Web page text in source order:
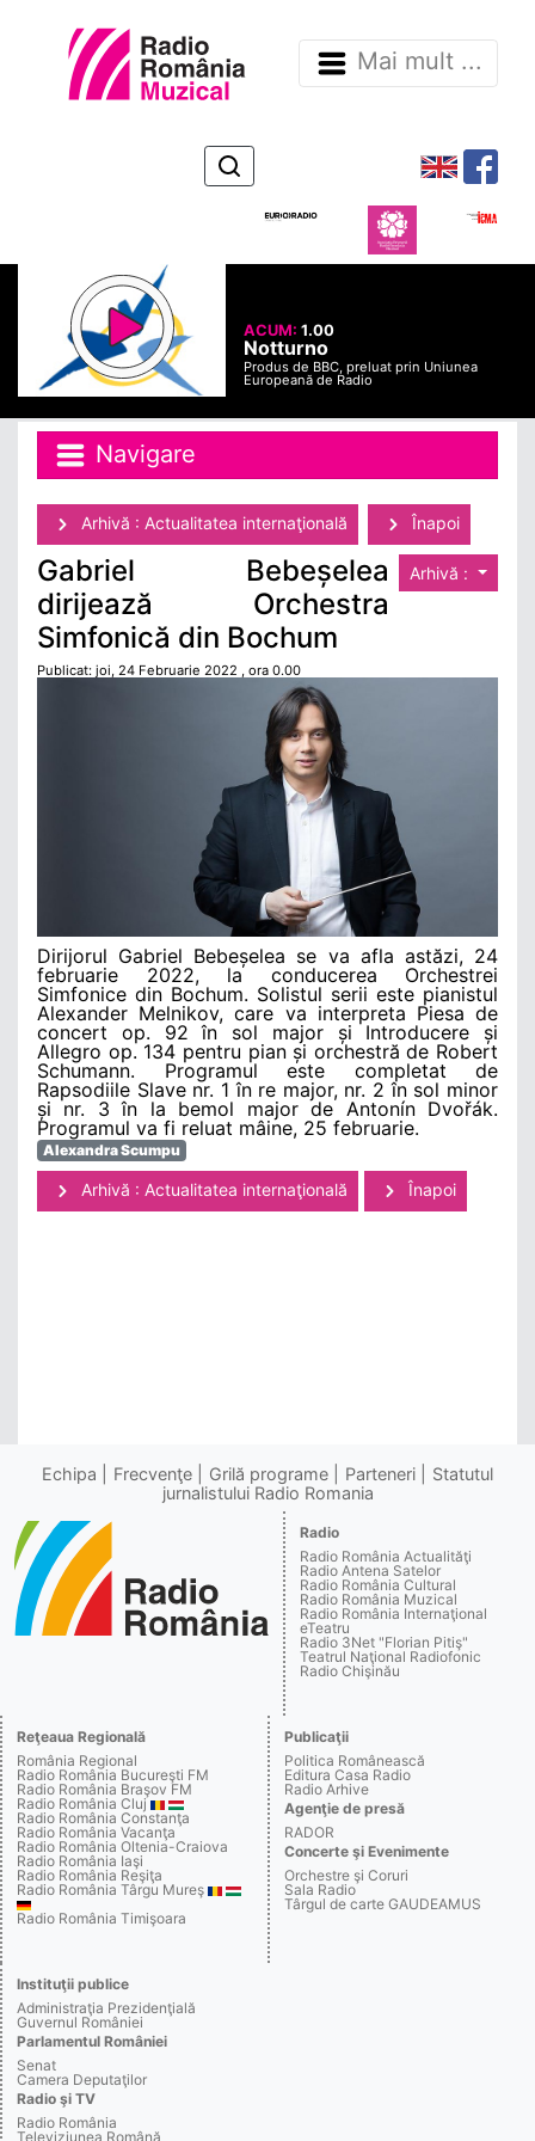
Mai mult ...
ACUM:1.00
Notturno
Produs de BBC, preluat prin Uniunea
Europeană de Radio
Navigare
Arhivă : Actualitatea internaţională Înapoi
Arhivă :
Gabriel Bebeșelea
dirijează Orchestra
Simfonică din Bochum
Publicat: joi, 24 Februarie 2022 , ora 0.00
Dirijorul Gabriel Bebeșelea se va afla astăzi, 24
februarie 2022, la conducerea Orchestrei
Simfonice din Bochum. Solistul serii este pianistul
Alexander Melnikov, care va interpreta Piesa de
concert op. 92 în sol major și Introducere și
Allegro op. 134 pentru pian și orchestră de Robert
Schumann. Programul este completat de
Rapsodiile Slave nr. 1 în re major, nr. 2 în sol minor
și nr. 3 în la bemol major de Antonín Dvořák.
Programul va fi reluat mâine, 25 februarie.
Alexandra Scumpu
Arhivă : Actualitatea internaţională Înapoi
Echipa Frecvenţe Grilă programe Parteneri
Statutul
jurnalistului Radio Romania
Radio
Radio România Actualităţi
Radio Antena Satelor
Radio România Cultural
Radio România Muzical
Radio România Internaţional
eTeatru
Radio 3Net "Florian Pitiş"
Teatrul Naţional Radiofonic
Radio Chişinău
Reţeaua Regională
România Regional
Radio România Bucureşti FM
Radio România Braşov FM
Radio România Cluj
Radio România Constanţa
Radio România Vacanţa
Radio România Oltenia-Craiova
Radio România Iaşi
Radio România Reşiţa
Radio România Târgu Mureş
Radio România Timişoara
Publicaţii
Politica Românească
Editura Casa Radio
Radio Arhive
Agenţie de presă
RADOR
Concerte şi Evenimente
Orchestre şi Coruri
Sala Radio
Târgul de carte GAUDEAMUS
Instituţii publice
Administraţia Prezidenţială
Guvernul României
Parlamentul României
Senat
Camera Deputaţilor
Radio şi TV
Radio România
Televiziunea Română